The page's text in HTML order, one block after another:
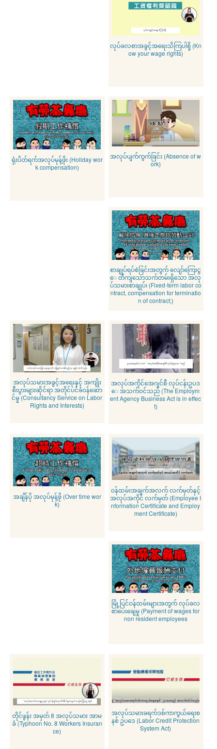
လုပ်ခလစာအခွင့်အရေးသိကြပါစို့ (Kn
ow your wage rights)
ရုံးပိတ်ရက်အလုပ်မုန့်ဖိုး (Holiday wor
k compensation)
အလုပ်ပျက်ကွက်ခြင်း (Absence of w
ork)
စာချုပ်ရပ်စဲခြင်းအတွက် လျော်ကြေးငွ
ေ တိကျသောသက်တမ်းရှိသော အလု
ပ်သမားစာချုပ်၊ (Fixed-term labor co
ntract, compensation for terminatio
n of contract;)
အလုပ်သမားအခွင့်အရေးနှင့် အကျိုး
စီးပွားများဆိုင်ရာ အတိုင်ပင်ခံဝန်ဆော
င်မှု (Consultancy Service on Labor
Rights and Interests)
အလုပ်အကိုင်အေဂျင်စီ လုပ်ငန်းဥပဒ
ေ အသက်ဝင်သည် (The Employm
ent Agency Business Act is in effec
t)
အချိန်ပို အလုပ်မုန့်ဖို (Over time wor
k)
ဝန်ထမ်းအချက်အလက် လက်မှတ်နှင့်
အလုပ်အကိုင် လက်မှတ် (Employee I
nformation Certificate and Employ
ment Certificate)
မြို့ပြင်ဝန်ထမ်းများအတွက် လုပ်ခလ
စာပေးချေမှု (Payment of wages for
non resident employees
တိုင်ဖွန်း အမှတ် 8 အလုပ်သမား အာမ
ခံ (Typhoon No. 8 Workers Insuran
ce)
အလုပ်သမားခရက်ဒစ်ကာကွယ်ရေးစ
နစ် ဥပဒေ (Labor Credit Protection
System Act)